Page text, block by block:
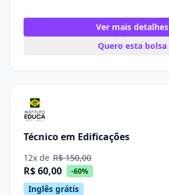
Ver mais detalhes
Quero esta bolsa
Técnico em Edificações
12x de R$ 150,00
R$ 60,00 -60%
Inglês grátis